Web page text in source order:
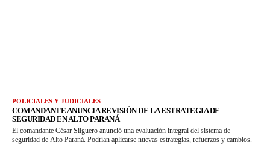
POLICIALES Y JUDICIALES
COMANDANTE ANUNCIA REVISIÓN DE LA ESTRATEGIA DE
SEGURIDAD EN ALTO PARANÁ
El comandante César Silguero anunció una evaluación integral del sistema de
seguridad de Alto Paraná. Podrían aplicarse nuevas estrategias, refuerzos y cambios.